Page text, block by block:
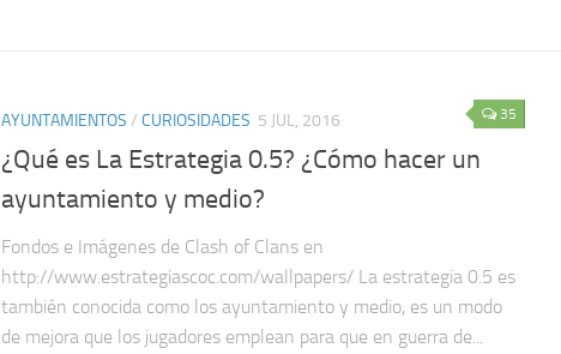
35
AYUNTAMIENTOS / CURIOSIDADES 5 JUL, 2016
¿Qué es La Estrategia 0.5? ¿Cómo hacer un
ayuntamiento y medio?
Fondos e Imágenes de Clash of Clans en
http://www.estrategiascoc.com/wallpapers/ La estrategia 0.5 es
también conocida como los ayuntamiento y medio, es un modo
de mejora que los jugadores emplean para que en guerra de...